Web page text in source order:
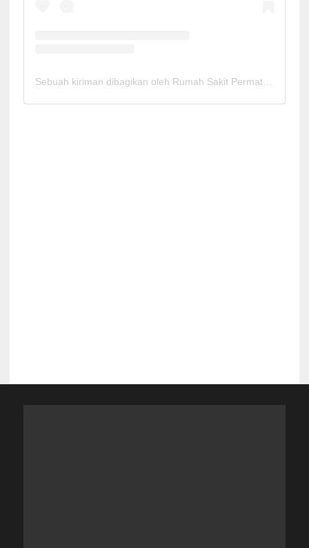
Sebuah kiriman dibagikan oleh Rumah Sakit Permata Cirebon (@rspermatacirebon)